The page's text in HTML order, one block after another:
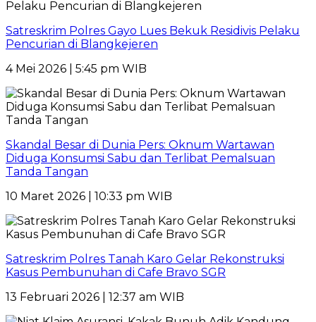
Satreskrim Polres Gayo Lues Bekuk Residivis Pelaku
Pencurian di Blangkejeren
4 Mei 2026 | 5:45 pm WIB
Skandal Besar di Dunia Pers: Oknum Wartawan
Diduga Konsumsi Sabu dan Terlibat Pemalsuan
Tanda Tangan
10 Maret 2026 | 10:33 pm WIB
Satreskrim Polres Tanah Karo Gelar Rekonstruksi
Kasus Pembunuhan di Cafe Bravo SGR
13 Februari 2026 | 12:37 am WIB